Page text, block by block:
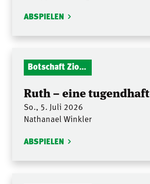
ABSPIELEN
Botschaft Zionshalle
Ruth – eine
So., 5. Juli 2026
Nathanael Winkler
ABSPIELEN